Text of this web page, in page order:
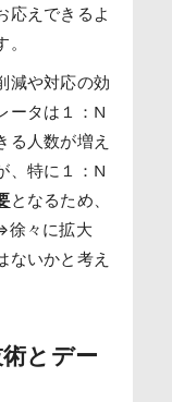
応えできるよ
減や対応の効
ータは１：N
る人数が増え
、特に１：N
となるため、
徐々に拡大
ないかと考え
とデー